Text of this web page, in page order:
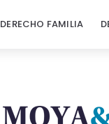
DERECHO FAMILIA